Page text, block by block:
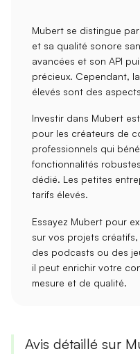
Mubert se distingue
et sa qualité sonore
avancées et son API
précieux. Cependant, la
élevés sont des
Investir dans Mubert
pour les créateurs de
professionnels qui
fonctionnalités
dédié. Les petites
tarifs élevés.
Essayez Mubert pour
sur vos projets
des podcasts ou des
il peut enrichir votre
mesure et de qualité.
Avis détaillé sur